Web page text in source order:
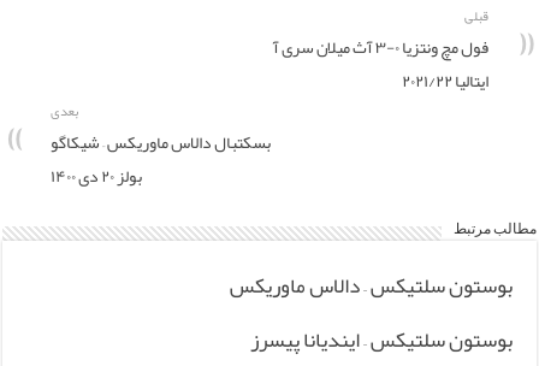
قبلی
فول مچ ونتزیا ۰-۳ آث میلان سری آ
ایتالیا ۲۰۲۱/۲۲
بعدی
بسکتبال دالاس ماوریکس – شیکاگو
بولز ۲۰ دی ۱۴۰۰
مطالب مرتبط
بوستون سلتیکس – دالاس ماوریکس
بوستون سلتیکس – ایندیانا پیسرز